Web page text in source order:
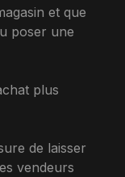
et que
poser une
plus
de laisser
vendeurs